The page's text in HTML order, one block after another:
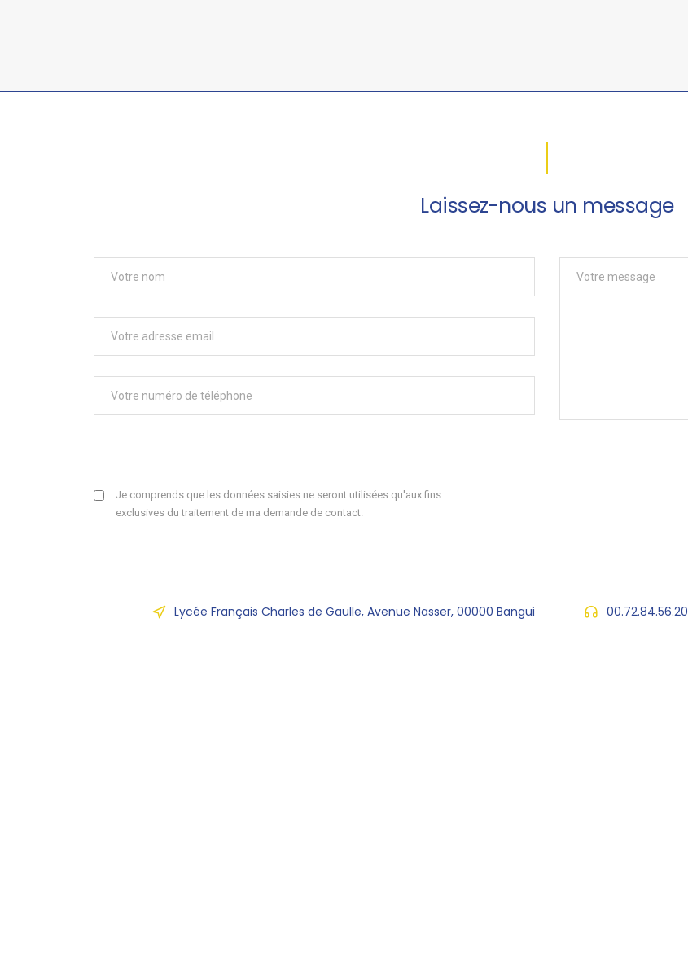
Laissez-nous un message
Je comprends que les données saisies ne seront utilisées qu'aux fins
exclusives du traitement de ma demande de contact.
Lycée Français Charles de Gaulle, Avenue Nasser, 00000 Bangui 00.72.84.56.20